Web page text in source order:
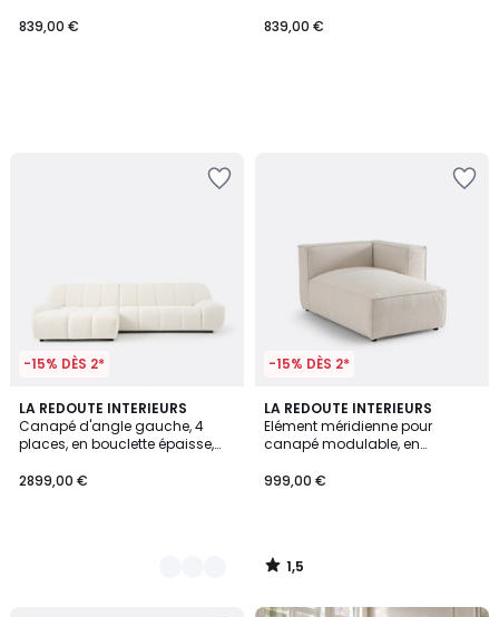
839,00 €
839,00 €
-15% DÈS 2*
LA REDOUTE INTERIEURS
Canapé d'angle gauche, 4
places, en bouclette épaisse,
2899,00 €
4
Couleurs
-15% DÈS 2*
LA REDOUTE INTERIEURS
Elément méridienne pour
canapé modulable, en
999,00 €
1,5
/
5
1,5
/